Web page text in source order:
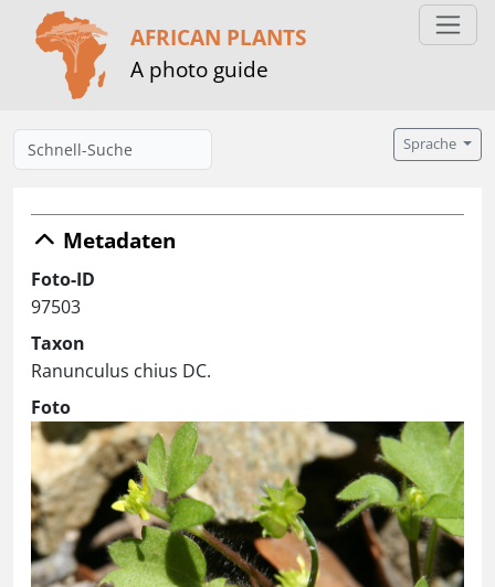
AFRICAN PLANTS
A photo guide
Sprache
Metadaten
Foto-ID
97503
Taxon
Ranunculus chius DC.
Foto